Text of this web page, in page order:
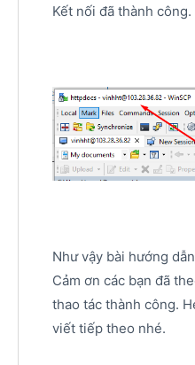
Kết nối đã thành công.
Như vậy bài hướng
Cảm ơn các bạn đã
thao tác thành công.
viết tiếp theo nhé.